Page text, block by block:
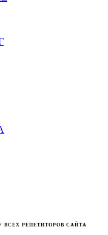
ВСЕХ РЕПЕТИТОРОВ САЙТА